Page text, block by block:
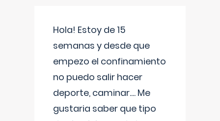
Hola! Estoy de 15
semanas y desde que
empezo el confinamiento
no puedo salir hacer
deporte, caminar.... Me
gustaria saber que tipo